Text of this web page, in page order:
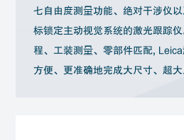
七自由度测量功能、绝对干涉仪
标锁定主动视觉系统的激光跟踪
程、工装测量、零部件匹配,
方便、更准确地完成大尺寸、超大